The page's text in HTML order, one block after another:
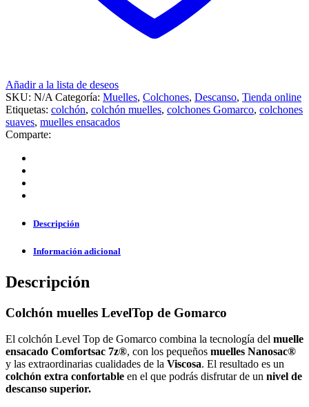
Añadir a la lista de deseos
SKU: N/A Categoría: Muelles, Colchones, Descanso, Tienda online
Etiquetas: colchón, colchón muelles, colchones Gomarco, colchones
suaves, muelles ensacados
Comparte:
Descripción
Información adicional
Descripción
Colchón muelles LevelTop de Gomarco
El colchón Level Top de Gomarco combina la tecnología del muelle
ensacado Comfortsac 7z®, con los pequeños muelles Nanosac®
y las extraordinarias cualidades de la Viscosa. El resultado es un
colchón extra confortable en el que podrás disfrutar de un nivel de
descanso superior.